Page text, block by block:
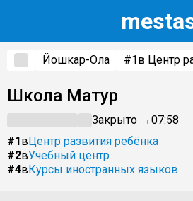
m
Йошкар-Ола #1в Центр
Школа Матур
Закрыто →07:58
#1вЦентр развития ребёнка
#2вУчебный центр
#4вКурсы иностранных языков